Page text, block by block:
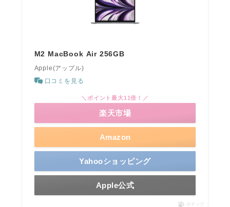
M2 MacBook Air 256GB
Apple(アップル)
口コミを見る
Amazon
＼ポイント最大11倍！／
楽天市場
Yahooショッピング
Apple公式
ポチップ